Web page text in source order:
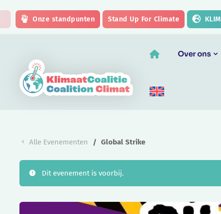
Onze standpunten Stand Up For Climate
Over ons
Alle Evenementen Global Strike
Dit evenement is voorbij.